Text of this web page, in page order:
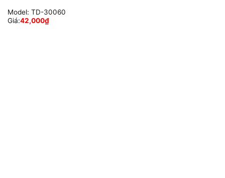
Model: TD-30060
Giá:42,000₫